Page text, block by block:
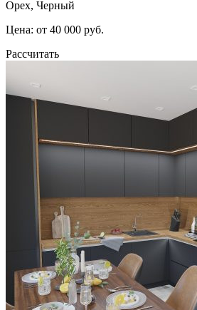
Орех, Черный
Цена: от 40 000 руб.
Рассчитать